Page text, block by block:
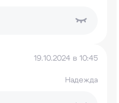
19.10.2024 в 10:45
Надежда